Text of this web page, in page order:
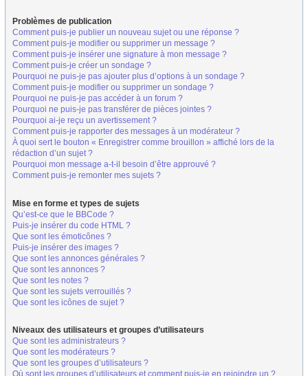
Problèmes de publication
Comment puis-je publier un nouveau sujet ou une réponse ?
Comment puis-je modifier ou supprimer un message ?
Comment puis-je insérer une signature à mon message ?
Comment puis-je créer un sondage ?
Pourquoi ne puis-je pas ajouter plus d’options à un sondage ?
Comment puis-je modifier ou supprimer un sondage ?
Pourquoi ne puis-je pas accéder à un forum ?
Pourquoi ne puis-je pas transférer de pièces jointes ?
Pourquoi ai-je reçu un avertissement ?
Comment puis-je rapporter des messages à un modérateur ?
À quoi sert le bouton « Enregistrer comme brouillon » affiché lors de la
rédaction d’un sujet ?
Pourquoi mon message a-t-il besoin d’être approuvé ?
Comment puis-je remonter mes sujets ?
Mise en forme et types de sujets
Qu’est-ce que le BBCode ?
Puis-je insérer du code HTML ?
Que sont les émoticônes ?
Puis-je insérer des images ?
Que sont les annonces générales ?
Que sont les annonces ?
Que sont les notes ?
Que sont les sujets verrouillés ?
Que sont les icônes de sujet ?
Niveaux des utilisateurs et groupes d’utilisateurs
Que sont les administrateurs ?
Que sont les modérateurs ?
Que sont les groupes d’utilisateurs ?
Où sont les groupes d’utilisateurs et comment puis-je en rejoindre un ?